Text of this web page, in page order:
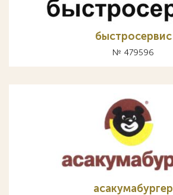
быстросервис
№ 479596
асакумабургер